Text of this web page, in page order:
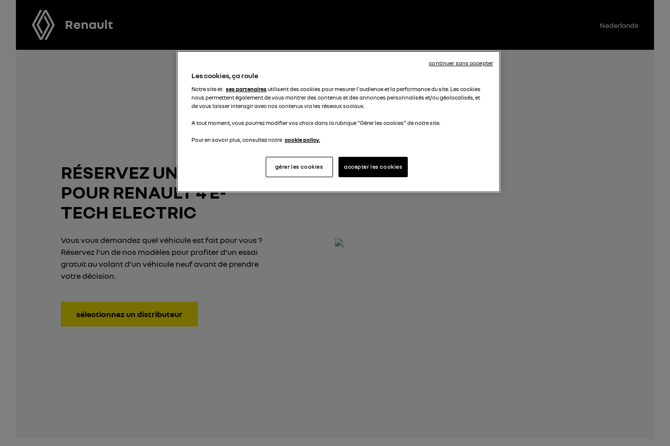
Renault Nederlands
RÉSERVEZ UN ESSAI
POUR RENAULT 4 E-
TECH ELECTRIC
Vous vous demandez quel véhicule est fait pour vous ?
Réservez l’un de nos modèles pour profiter d’un essai
gratuit au volant d’un véhicule neuf avant de prendre
votre décision.
sélectionnez un distributeur
Les cookies, ça roule
Notre site et ses partenairesutilisent des cookies pour mesurer l'audience et la performance du site. Les cookies
nous permettent également de vous montrer des contenus et des annonces personnalisés et/ou géolocalisés, et
de vous laisser interagir avec nos contenus via les réseaux sociaux.
A tout moment, vous pourrez modifier vos choix dans la rubrique "Gérer les cookies" de notre site.
Pour en savoir plus, consultez notre cookie policy.
accepter les cookies
gérer les cookies
continuer sans accepter